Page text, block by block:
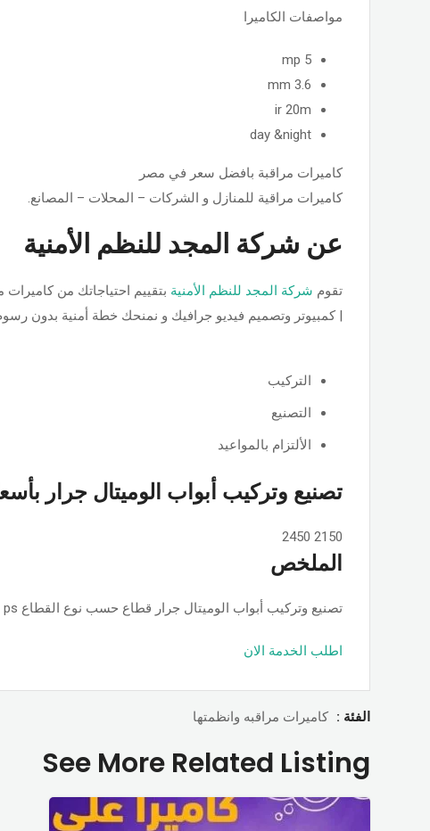
مواصفات الكاميرا
5 mp
3.6 mm
ir 20m
day &night
كاميرات مراقبة بافضل سعر في مصر
كاميرات مراقية للمنازل و الشركات – المحلات – المصانع.
عن شركة المجد للنظم الأمنية
تقوم شركة المجد للنظم الأمنية بتقييم احتياجاتك من
| كمبيوتر وتصميم فيديو جرافيك و نمنحك خطة أمنية بدون رسوم
التركيب
التصنيع
الألتزام بالمواعيد
تصنيع وتركيب أبواب الوميتال جرار
2150
2450
الملخص
تصنيع وتركيب أبواب الوميتال جرار قطاع حسب نوع القطاع ps او جامبو او تانجو وجميع الألوان والمساحات, حسب الطلب بأسعار ممتازة.
اطلب الخدمة الان
الفئة : كاميرات مراقبه وانظمتها
See More Related Listing